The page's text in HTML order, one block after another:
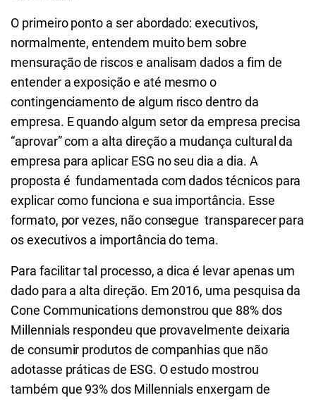
O primeiro ponto a ser abordado: executivos,
normalmente, entendem muito bem sobre
mensuração de riscos e analisam dados a fim de
entender a exposição e até mesmo o
contingenciamento de algum risco dentro da
empresa. E quando algum setor da empresa precisa
“aprovar” com a alta direção a mudança cultural da
empresa para aplicar ESG no seu dia a dia. A
proposta é fundamentada com dados técnicos para
explicar como funciona e sua importância. Esse
formato, por vezes, não consegue transparecer para
os executivos a importância do tema.
Para facilitar tal processo, a dica é levar apenas um
dado para a alta direção. Em 2016, uma pesquisa da
Cone Communicationsdemonstrou que 88% dos
Millennials respondeu que provavelmente deixaria
de consumir produtos de companhias que não
adotasse práticas de ESG. O estudo mostrou
também que 93% dos Millennials enxergam de